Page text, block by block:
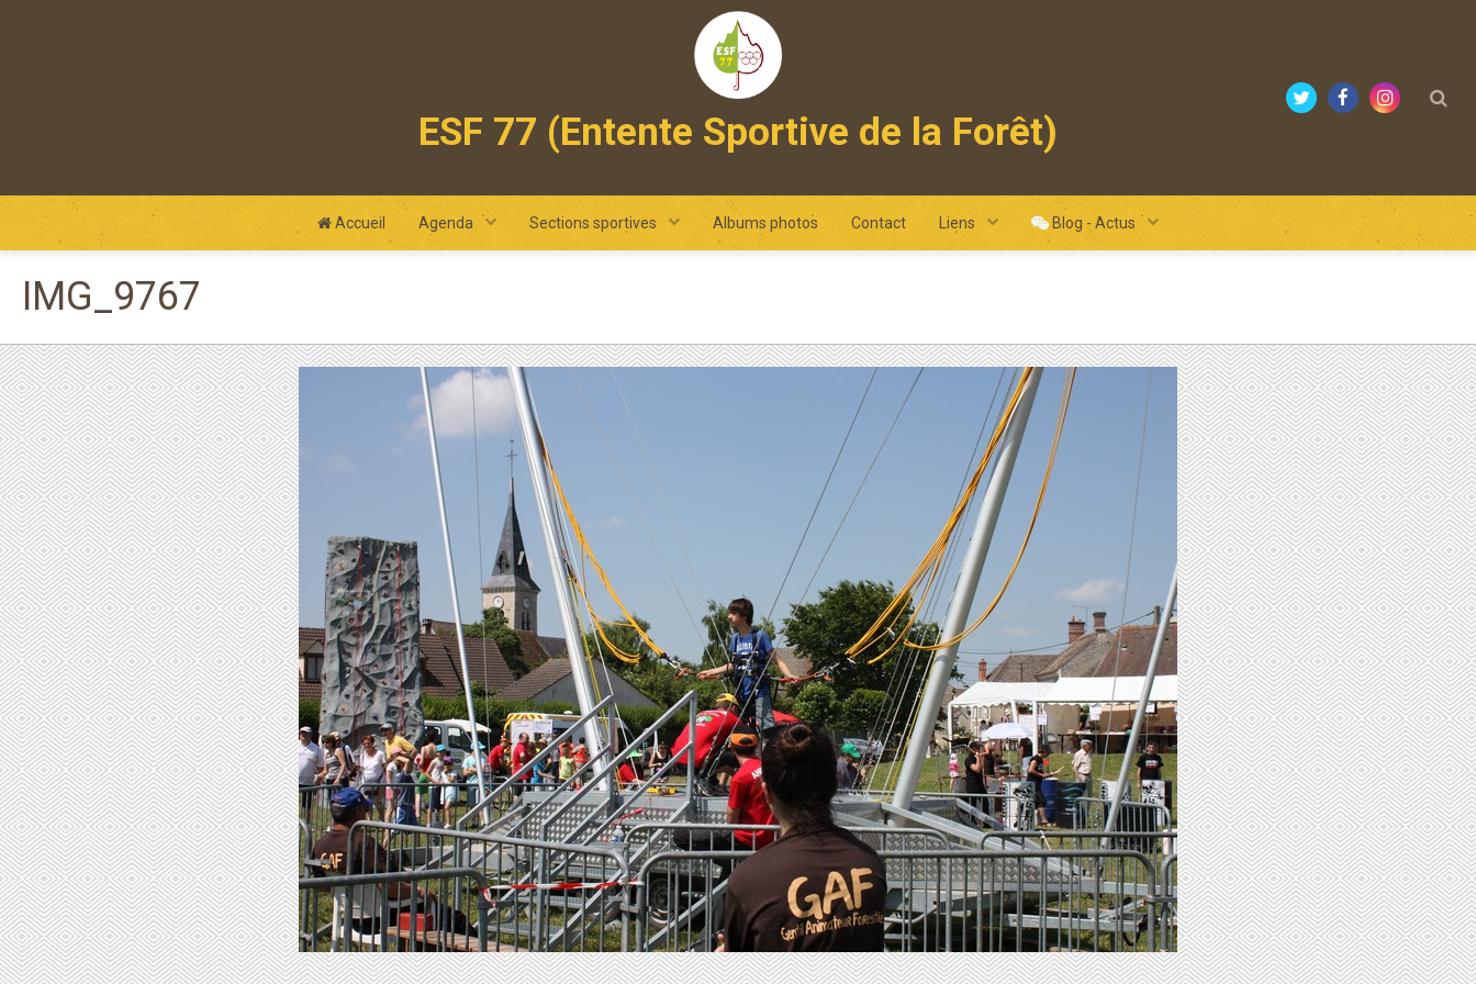
ESF 77 (Entente Sportive de la Forêt)
Accueil Agenda Sections sportives Albums photos Contact Liens Blog - Actus
IMG_9767